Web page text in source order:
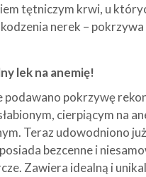
tętniczym krwi, u
nerek – pokrzywa
lek na anemię!
podawano pokrzywę
cierpiącym na
Teraz udowodniono
bezcenne i
Zawiera idealną i